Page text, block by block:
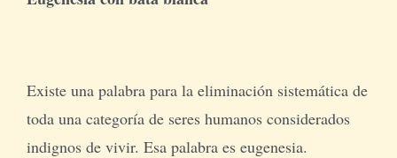
Existe una palabra para la eliminación sistemática de
toda una categoría de seres humanos considerados
indignos de vivir. Esa palabra es eugenesia.